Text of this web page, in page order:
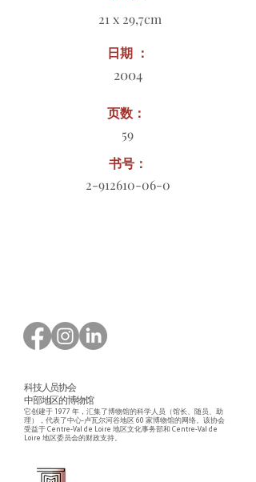
21 x 29,7cm
日期 ：
2004
页数：
59
书号：
2-912610-06-0
科技人员协会
中部地区的博物馆
它创建于 1977 年，汇集了博物馆的科学人员（馆长、随员、助
理），代表了中心-卢瓦尔河谷地区 60 家博物馆的网络。该协会
受益于 Centre-Val de Loire 地区文化事务部和 Centre-Val de
Loire 地区委员会的财政支持。